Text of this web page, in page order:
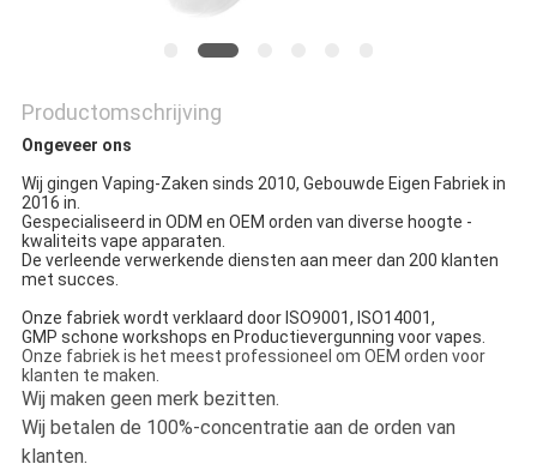
Productomschrijving
Ongeveer ons
Wij gingen Vaping-Zaken sinds 2010, Gebouwde Eigen Fabriek in
2016 in.
Gespecialiseerd in ODM en OEM orden van diverse hoogte -
kwaliteits vape apparaten.
De verleende verwerkende diensten aan meer dan 200 klanten
met succes.
Onze fabriek wordt verklaard door ISO9001, ISO14001,
GMP schone workshops en Productievergunning voor vapes.
Onze fabriek is het meest professioneel om OEM orden voor
klanten te maken.
Wij maken geen merk bezitten.
Wij betalen de 100%-concentratie aan de orden van
klanten.